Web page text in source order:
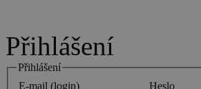
Přihlášení
Přihlášení
E-mail (login)
Heslo